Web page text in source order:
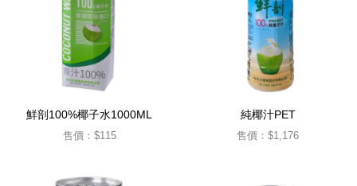
鮮剖100%椰子水1000ML
售價： $115
純椰汁PET
售價： $1,176